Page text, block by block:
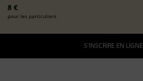
8 €
pour les particuliers
S'INSCRIRE EN LIGNE